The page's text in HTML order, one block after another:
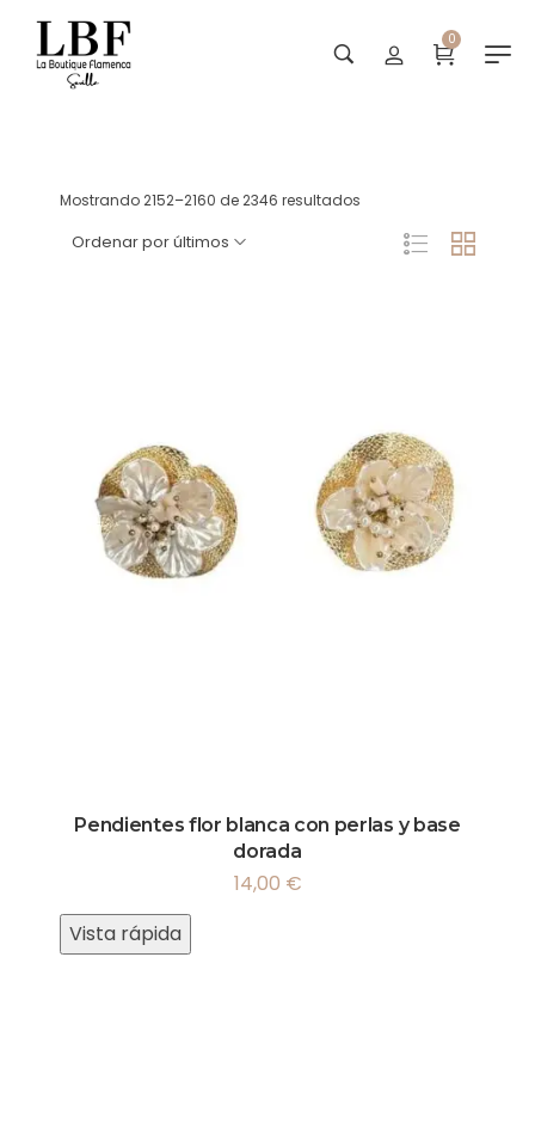
0
Mostrando 2152–2160 de 2346 resultados
Ordenar por últimos
Pendientes flor blanca con perlas y base
dorada
14,00 €
Vista rápida